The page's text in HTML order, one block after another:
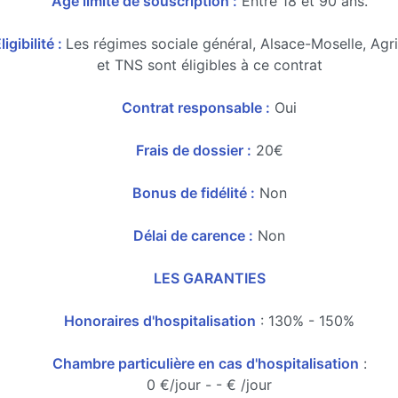
: Les régimes sociale général, Alsace-Moselle,
et TNS sont éligibles à ce contrat
Contrat responsable : Oui
Frais de dossier : 20€
Bonus de fidélité : Non
Délai de carence : Non
LES GARANTIES
Honoraires d'hospitalisation : 130% - 150%
Chambre particulière en cas d'hospitalisation :
0 €/jour - - € /jour